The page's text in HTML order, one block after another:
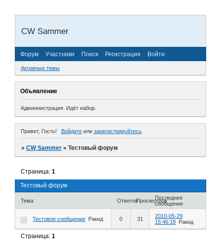
CW Sammer
Форум Участники Поиск Регистрация Войти
Активные темы
Объявление
Админнистрация. Идёт набор.
Привет, Гость! Войдитеили зарегистрируйтесь.
»CW Sammer »Тестовый форум
Тестовый форум
Страница:1
Тема ОтветовПросмотровПоследнее
сообщение
Тестовое сообщение Ракид 0 31
2010-05-29
15:46:18 Ракид
Страница:1